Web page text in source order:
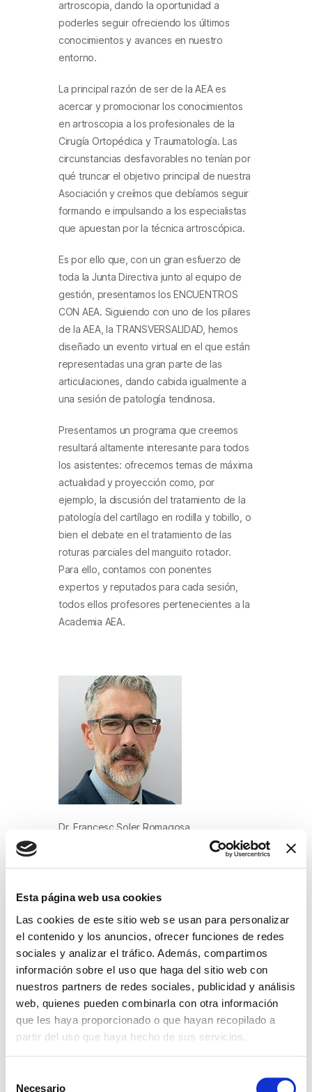
Esta página web usa cookies
Las cookies de este sitio web se usan para personalizar
el contenido y los anuncios, ofrecer funciones de redes
sociales y analizar el tráfico. Además, compartimos
información sobre el uso que haga del sitio web con
nuestros partners de redes sociales, publicidad y análisis
web, quienes pueden combinarla con otra información
que les haya proporcionado o que hayan recopilado a
partir del uso que haya hecho de sus servicios.
Necesario
artroscopia, dando la oportunidad a
poderles seguir ofreciendo los últimos
conocimientos y avances en nuestro
entorno.
La principal razón de ser de la AEA es
acercar y promocionar los conocimientos
en artroscopia a los profesionales de la
Cirugía Ortopédica y Traumatología. Las
circunstancias desfavorables no tenían por
qué truncar el objetivo principal de nuestra
Asociación y creímos que debíamos seguir
formando e impulsando a los especialistas
que apuestan por la técnica artroscópica.
Es por ello que, con un gran esfuerzo de
toda la Junta Directiva junto al equipo de
gestión, presentamos los ENCUENTROS
CON AEA. Siguiendo con uno de los pilares
de la AEA, la TRANSVERSALIDAD, hemos
diseñado un evento virtual en el que están
representadas una gran parte de las
articulaciones, dando cabida igualmente a
una sesión de patología tendinosa.
Presentamos un programa que creemos
resultará altamente interesante para todos
los asistentes: ofrecemos temas de máxima
actualidad y proyección como, por
ejemplo, la discusión del tratamiento de la
patología del cartílago en rodilla y tobillo, o
bien el debate en el tratamiento de las
roturas parciales del manguito rotador.
Para ello, contamos con ponentes
expertos y reputados para cada sesión,
todos ellos profesores pertenecientes a la
Academia AEA.
Dr. Francesc Soler Romagosa
FECHA
Nov 03 - 26 2020